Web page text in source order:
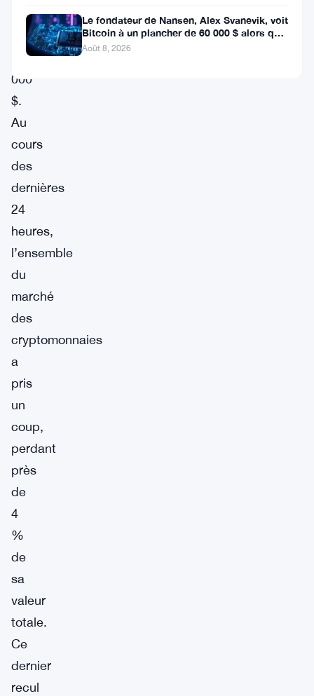
critique
000
$.
Au
cours
des
dernières
24
heures,
l’ensemble
du
marché
des
cryptomonnaies
a
pris
un
coup,
perdant
près
de
4
%
de
sa
valeur
totale.
Ce
dernier
recul
Le fondateur de Nansen, Alex Svanevik, voit
Bitcoin à un plancher de 60 000 $ alors que
les actifs tokenisés
Août 8, 2026